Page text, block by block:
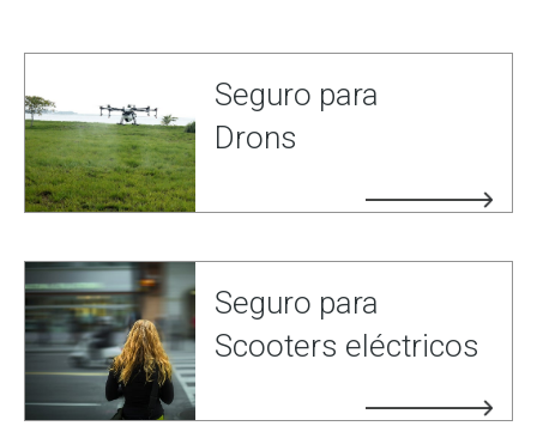
Seguro para
Drons
Seguro para
Scooters eléctricos